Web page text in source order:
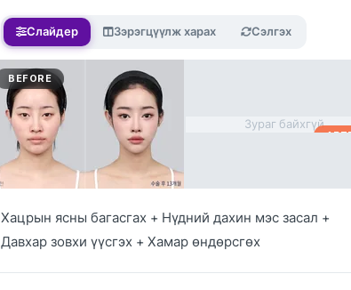
Слайдер Зэрэгцүүлж харах Сэлгэх
BEFORE
Зураг байхгүй
Хацрын ясны багасгах + Нүдний дахин мэс засал +
Давхар зовхи үүсгэх + Хамар өндөрсгөх